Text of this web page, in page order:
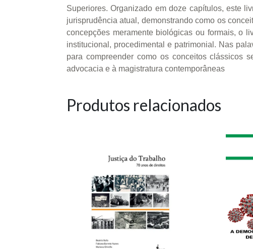
Superiores. Organizado em doze capítulos, este
jurisprudência atual, demonstrando como os
concepções meramente biológicas ou formais, o
institucional, procedimental e patrimonial. Nas
para compreender como os conceitos clássicos
advocacia e à magistratura contemporâneas
Produtos relacionados